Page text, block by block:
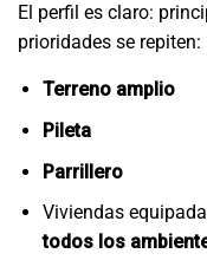
El perfil es claro:
prioridades se repiten:
Terreno amplio
Pileta
Parrillero
Viviendas
todos los